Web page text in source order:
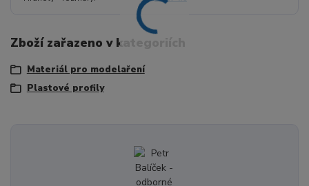
Zboží zařazeno v kategoriích
Materiál pro modelaření
Plastové profily